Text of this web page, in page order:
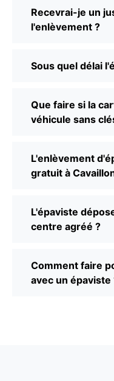
Recevrai-je un
l'enlèvement ?
Sous quel délai
Que faire si la
véhicule sans
L'enlèvement
gratuit à
L'épaviste
centre agréé ?
Comment faire
avec un épaviste